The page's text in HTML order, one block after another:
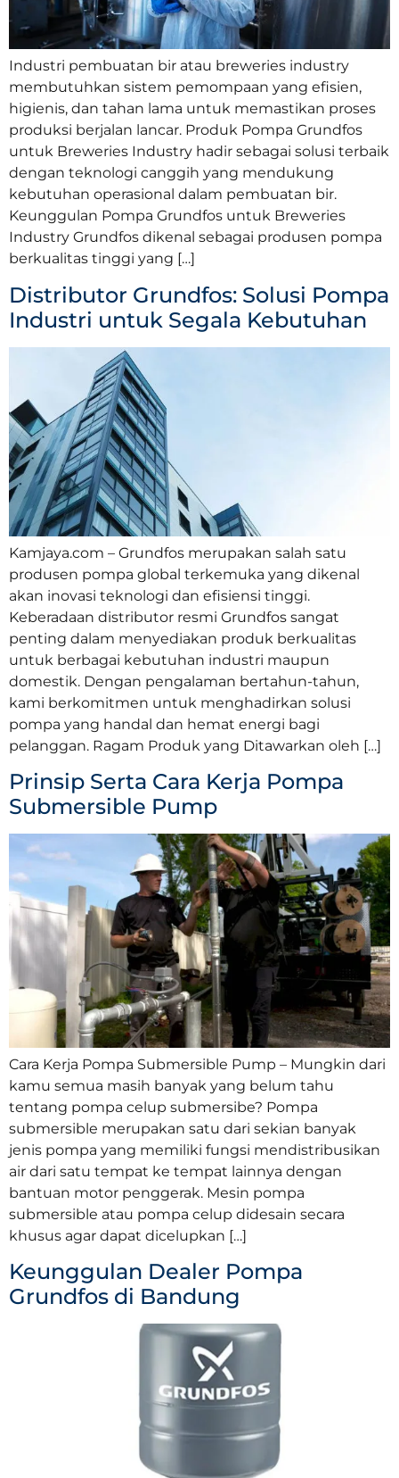
Industri pembuatan bir atau breweries industry
membutuhkan sistem pemompaan yang efisien,
higienis, dan tahan lama untuk memastikan proses
produksi berjalan lancar. Produk Pompa Grundfos
untuk Breweries Industry hadir sebagai solusi terbaik
dengan teknologi canggih yang mendukung
kebutuhan operasional dalam pembuatan bir.
Keunggulan Pompa Grundfos untuk Breweries
Industry Grundfos dikenal sebagai produsen pompa
berkualitas tinggi yang […]
Distributor Grundfos: Solusi Pompa
Industri untuk Segala Kebutuhan
Kamjaya.com – Grundfos merupakan salah satu
produsen pompa global terkemuka yang dikenal
akan inovasi teknologi dan efisiensi tinggi.
Keberadaan distributor resmi Grundfos sangat
penting dalam menyediakan produk berkualitas
untuk berbagai kebutuhan industri maupun
domestik. Dengan pengalaman bertahun-tahun,
kami berkomitmen untuk menghadirkan solusi
pompa yang handal dan hemat energi bagi
pelanggan. Ragam Produk yang Ditawarkan oleh […]
Prinsip Serta Cara Kerja Pompa
Submersible Pump
Cara Kerja Pompa Submersible Pump – Mungkin dari
kamu semua masih banyak yang belum tahu
tentang pompa celup submersibe? Pompa
submersible merupakan satu dari sekian banyak
jenis pompa yang memiliki fungsi mendistribusikan
air dari satu tempat ke tempat lainnya dengan
bantuan motor penggerak. Mesin pompa
submersible atau pompa celup didesain secara
khusus agar dapat dicelupkan […]
Keunggulan Dealer Pompa
Grundfos di Bandung